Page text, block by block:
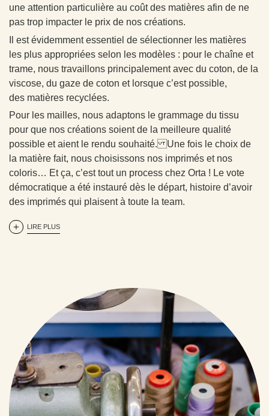
une attention particulière au coût des matières afin de ne
pas trop impacter le prix de nos créations.
Il est évidemment essentiel de sélectionner les matières
les plus appropriées selon les modèles : pour le chaîne et
trame, nous travaillons principalement avec du coton, de la
viscose, du gaze de coton et lorsque c’est possible,
des matières recyclées.
Pour les mailles, nous adaptons le grammage du tissu
pour que nos créations soient de la meilleure qualité
possible et aient le rendu souhaité. Une fois le choix de
la matière fait, nous choisissons nos imprimés et nos
coloris… Et ça, c’est tout un process chez Orta ! Le vote
démocratique a été instauré dès le départ, histoire d’avoir
des imprimés qui plaisent à toute la team.
LIRE PLUS